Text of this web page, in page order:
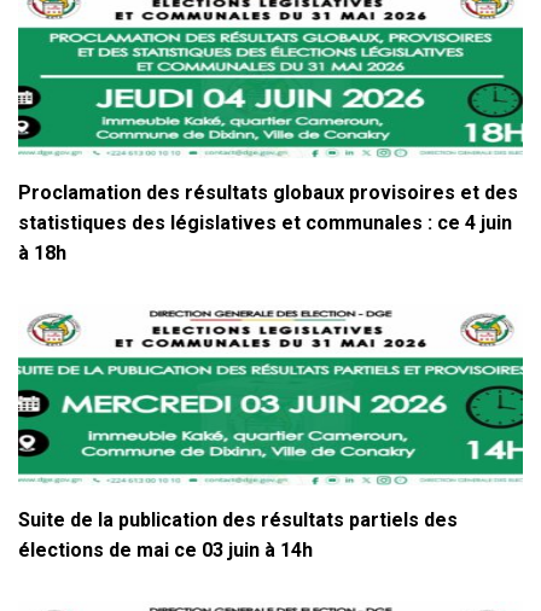
Proclamation des résultats globaux provisoires et des
statistiques des législatives et communales : ce 4 juin
à 18h
Suite de la publication des résultats partiels des
élections de mai ce 03 juin à 14h